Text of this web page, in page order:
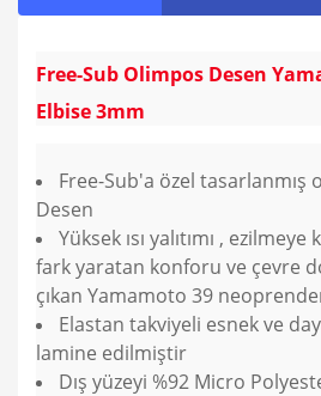
Free-Sub Olimpos Desen
Elbise 3mm
Free-Sub'a özel tasarlanmış
Desen
Yüksek ısı yalıtımı , ezilmeye
fark yaratan konforu ve çevre
çıkan Yamamoto 39
Elastan takviyeli esnek ve
lamine edilmiştir
Dış yüzeyi %92 Micro